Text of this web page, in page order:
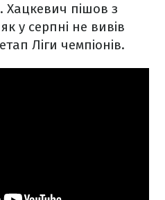
. Хацкевич пішов з
у серпні не вивів
Ліги чемпіонів.